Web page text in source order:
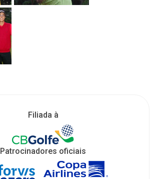
Filiada à
Patrocinadores oficiais